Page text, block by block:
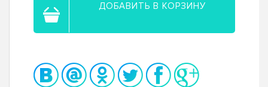
ДОБАВИТЬ В КОРЗИНУ